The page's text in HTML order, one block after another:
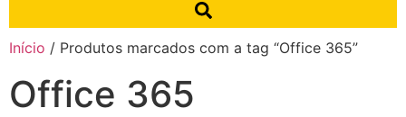
Início / Produtos marcados com a tag “Office 365”
Office 365